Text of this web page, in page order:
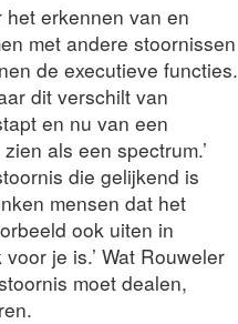
erkennen van en
met andere stoornissen
de executieve functies.
dit verschilt van
en nu van een
als een spectrum.’
die gelijkend is
mensen dat het
ook uiten in
je is.’ Wat Rouweler
moet dealen,